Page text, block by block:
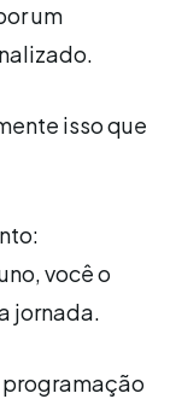
um
isso que
você o
jornada.
programação